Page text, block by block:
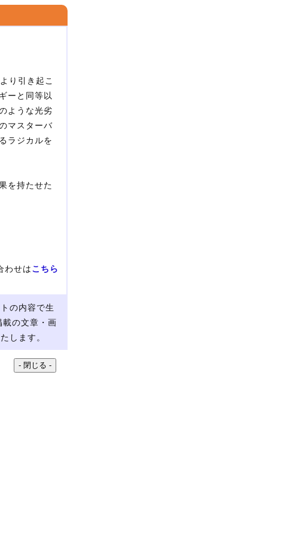
り引き起こ
ーと同等以
ような光劣
マスターバ
ラジカルを
を持たせた
わせはこちら
の内容で生
載の文章・画
します。